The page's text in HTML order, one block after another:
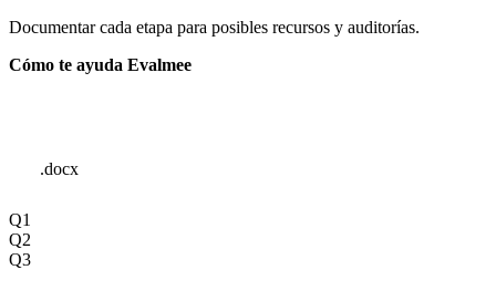
Documentar cada etapa para posibles recursos y auditorías.
Cómo te ayuda Evalmee
.docx
Q1
Q2
Q3